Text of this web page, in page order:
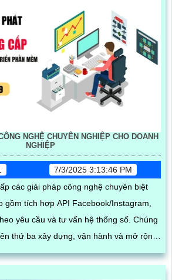
NGHỆ CHUYÊN NGHIỆP CHO DOANH
NGHIỆP
7/3/2025 3:13:46 PM
các giải pháp công nghệ chuyên biệt
gồm tích hợp API Facebook/Instagram,
yêu cầu và tư vấn hệ thống số. Chúng
thứ ba xây dựng, vận hành và mở rộng
mạng xã hội, giúp tối ưu hóa quy trình